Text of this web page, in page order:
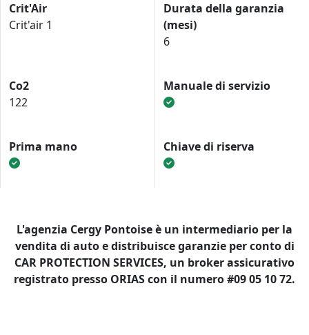
Crit'Air
Crit'air 1
Durata della garanzia
(mesi)
6
Co2
122
Manuale di servizio
Prima mano Chiave di riserva
L'agenzia Cergy Pontoise è un intermediario per la
vendita di auto e distribuisce garanzie per conto di
CAR PROTECTION SERVICES, un broker assicurativo
registrato presso ORIAS con il numero #09 05 10 72.